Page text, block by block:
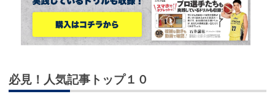
必見！人気記事トップ１０